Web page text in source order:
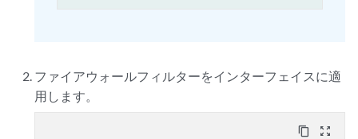
ファイアウォールフィルターをインターフェイスに適
用します。
content_copy zoom_out_map